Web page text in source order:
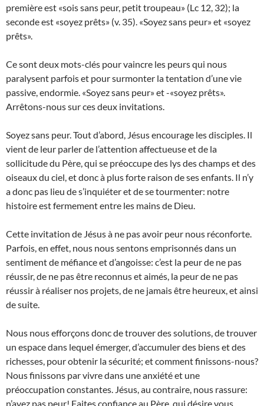
première est «sois sans peur, petit troupeau» (Lc 12, 32); la
seconde est «soyez prêts» (v. 35). «Soyez sans peur» et «soyez
prêts».
Ce sont deux mots-clés pour vaincre les peurs qui nous
paralysent parfois et pour surmonter la tentation d’une vie
passive, endormie. «Soyez sans peur» et -«soyez prêts».
Arrêtons-nous sur ces deux invitations.
Soyez sans peur. Tout d’abord, Jésus encourage les disciples. Il
vient de leur parler de l’attention affectueuse et de la
sollicitude du Père, qui se préoccupe des lys des champs et des
oiseaux du ciel, et donc à plus forte raison de ses enfants. Il n’y
a donc pas lieu de s’inquiéter et de se tourmenter: notre
histoire est fermement entre les mains de Dieu.
Cette invitation de Jésus à ne pas avoir peur nous réconforte.
Parfois, en effet, nous nous sentons emprisonnés dans un
sentiment de méfiance et d’angoisse: c’est la peur de ne pas
réussir, de ne pas être reconnus et aimés, la peur de ne pas
réussir à réaliser nos projets, de ne jamais être heureux, et ainsi
de suite.
Nous nous efforçons donc de trouver des solutions, de trouver
un espace dans lequel émerger, d’accumuler des biens et des
richesses, pour obtenir la sécurité; et comment finissons-nous?
Nous finissons par vivre dans une anxiété et une
préoccupation constantes. Jésus, au contraire, nous rassure:
n’ayez pas peur! Faites confiance au Père, qui désire vous